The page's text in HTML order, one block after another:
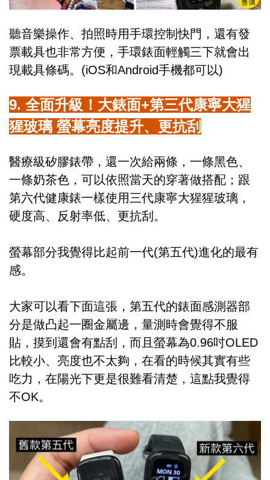
聽音樂操作、拍照時用手環控制快門，還有發
票載具也非常方便，手環錶面輕觸三下就會出
現載具條碼。(iOS和Android手機都可以)
9. 全面升級！大錶面+第三代康寧大猩
猩玻璃 螢幕亮度提升、更抗刮
醫療級矽膠錶帶，還一次給兩條，一條黑色、
一條奶茶色，可以依照當天的穿著做搭配；跟
第六代健康錶一樣使用三代康寧大猩猩玻璃，
硬度高、反射率低、更抗刮。
螢幕部分我覺得比起前一代(第五代)進化的最有
感。
大家可以看下面這張，第五代的錶面感測器部
分是做凸起一圈金屬邊，量測時會覺得不服
貼，摸到還會有點刮，而且螢幕為0.96吋OLED
比較小、亮度也不太夠，在看的時候其實有些
吃力，在陽光下更是很難看清楚，這點我覺得
不OK。